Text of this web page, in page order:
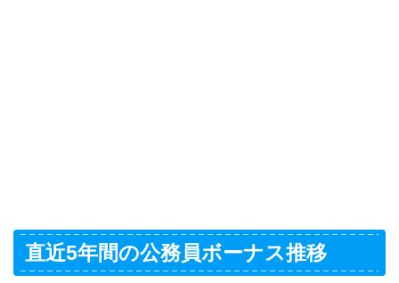
直近5年間の公務員ボーナス推移